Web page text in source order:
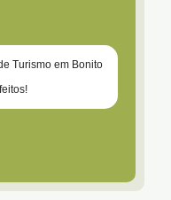
Turismo em Bonito